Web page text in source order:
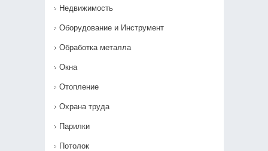
Недвижимость
Оборудование и Инструмент
Обработка металла
Окна
Отопление
Охрана труда
Парилки
Потолок